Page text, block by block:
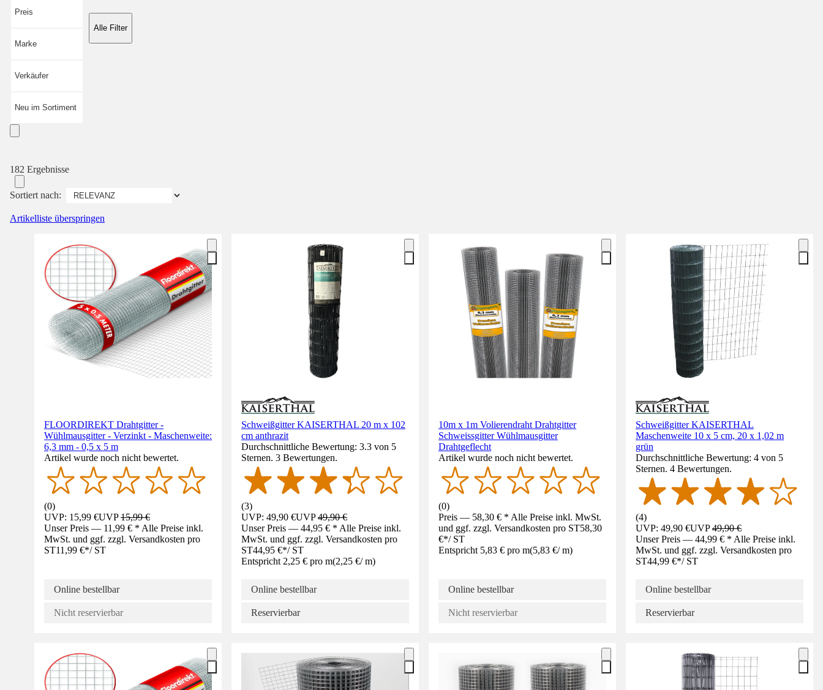
Preis
Marke
Verkäufer
Neu im Sortiment
Alle Filter
182 Ergebnisse
Sortiert nach:
Artikelliste überspringen
FLOORDIREKT Drahtgitter -
Wühlmausgitter - Verzinkt - Maschenweite:
6,3 mm - 0,5 x 5 m
Artikel wurde noch nicht bewertet.
(0)
UVP: 15,99 €UVP15,99 €
Unser Preis — 11,99 € * Alle Preise inkl.
MwSt. und ggf. zzgl. Versandkosten pro
ST11,99 €*/ ST
Online bestellbar
Nicht reservierbar
Schweißgitter KAISERTHAL 20 m x 102
cm anthrazit
Durchschnittliche Bewertung: 3.3 von 5
Sternen. 3 Bewertungen.
(3)
UVP: 49,90 €UVP49,90 €
Unser Preis — 44,95 € * Alle Preise inkl.
MwSt. und ggf. zzgl. Versandkosten pro
ST44,95 €*/ ST
Entspricht 2,25 € pro m(2,25 €/ m)
Online bestellbar
Reservierbar
10m x 1m Volierendraht Drahtgitter
Schweissgitter Wühlmausgitter
Drahtgeflecht
Artikel wurde noch nicht bewertet.
(0)
Preis — 58,30 € * Alle Preise inkl. MwSt.
und ggf. zzgl. Versandkosten pro ST58,30
€*/ ST
Entspricht 5,83 € pro m(5,83 €/ m)
Online bestellbar
Nicht reservierbar
Schweißgitter KAISERTHAL
Maschenweite 10 x 5 cm, 20 x 1,02 m
grün
Durchschnittliche Bewertung: 4 von 5
Sternen. 4 Bewertungen.
(4)
UVP: 49,90 €UVP49,90 €
Unser Preis — 44,99 € * Alle Preise inkl.
MwSt. und ggf. zzgl. Versandkosten pro
ST44,99 €*/ ST
Online bestellbar
Reservierbar